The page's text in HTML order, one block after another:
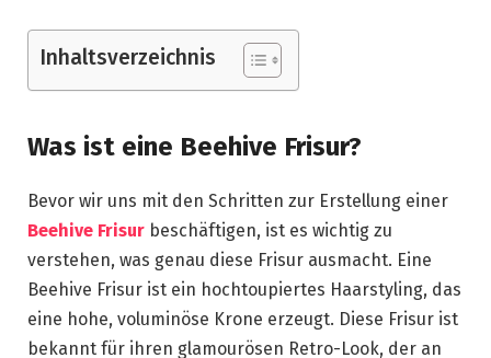
Inhaltsverzeichnis
Was ist eine Beehive Frisur?
Bevor wir uns mit den Schritten zur Erstellung einer
Beehive Frisur beschäftigen, ist es wichtig zu
verstehen, was genau diese Frisur ausmacht. Eine
Beehive Frisur ist ein hochtoupiertes Haarstyling, das
eine hohe, voluminöse Krone erzeugt. Diese Frisur ist
bekannt für ihren glamourösen Retro-Look, der an